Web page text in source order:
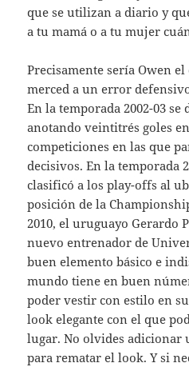
que se utilizan a diario y
a tu mamá o a tu mujer
Precisamente sería Owen
merced a un error
En la temporada 2002-03 se
anotando veintitrés goles
competiciones en las que
decisivos. En la temporada
clasificó a los play-offs al
posición de la
2010, el uruguayo Gerardo
nuevo entrenador de
buen elemento básico e
mundo tiene en buen
poder vestir con estilo en
look elegante con el que
lugar. No olvides adicionar
para rematar el look. Y si